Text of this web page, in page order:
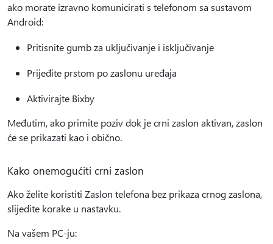
ako morate izravno komunicirati s telefonom sa sustavom
Android:
Pritisnite gumb za uključivanje i isključivanje
Prijeđite prstom po zaslonu uređaja
Aktivirajte Bixby
Međutim, ako primite poziv dok je crni zaslon aktivan, zaslon
će se prikazati kao i obično.
Kako onemogućiti crni zaslon
Ako želite koristiti Zaslon telefona bez prikaza crnog zaslona,
slijedite korake u nastavku.
Na vašem PC-ju: